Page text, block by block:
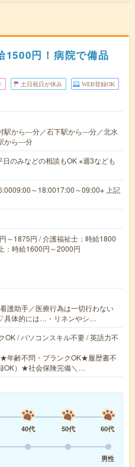
1500円！病院で備品
土日祝日が休み WEB登録OK
駅から---分／石下駅から---分／北水
から---分
のみなどの相談もOK ※週3なども
～18:0017:00～09:00※ 上記
～1875円 / 介護福祉士：時給1800
：時給1600円～2000円
護助手／医療行為は一切行わない
具体的には…・リネンやシ…
OK / パソコンスキル不要 / 英語力不
年齢不問・ブランクOK★履歴書不
OK）★社会保険完備＼…
40代 50代
60代
男性